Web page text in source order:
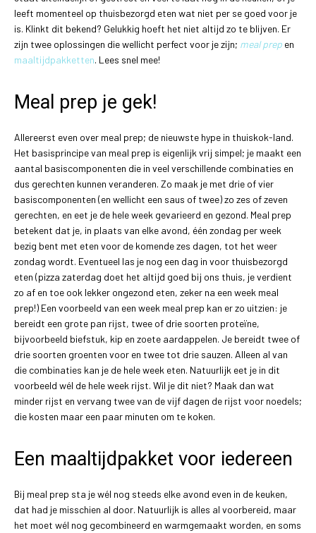
leeft momenteel op thuisbezorgd eten wat niet per se goed voor je
is. Klinkt dit bekend? Gelukkig hoeft het niet altijd zo te blijven. Er
zijn twee oplossingen die wellicht perfect voor je zijn; meal prep en
maaltijdpakketten. Lees snel mee!
Meal prep je gek!
Allereerst even over meal prep; de nieuwste hype in thuiskok-land.
Het basisprincipe van meal prep is eigenlijk vrij simpel; je maakt een
aantal basiscomponenten die in veel verschillende combinaties en
dus gerechten kunnen veranderen. Zo maak je met drie of vier
basiscomponenten (en wellicht een saus of twee) zo zes of zeven
gerechten, en eet je de hele week gevarieerd en gezond. Meal prep
betekent dat je, in plaats van elke avond, één zondag per week
bezig bent met eten voor de komende zes dagen, tot het weer
zondag wordt. Eventueel las je nog een dag in voor thuisbezorgd
eten (pizza zaterdag doet het altijd goed bij ons thuis, je verdient
zo af en toe ook lekker ongezond eten, zeker na een week meal
prep!) Een voorbeeld van een week meal prep kan er zo uitzien: je
bereidt een grote pan rijst, twee of drie soorten proteïne,
bijvoorbeeld biefstuk, kip en zoete aardappelen. Je bereidt twee of
drie soorten groenten voor en twee tot drie sauzen. Alleen al van
die combinaties kan je de hele week eten. Natuurlijk eet je in dit
voorbeeld wél de hele week rijst. Wil je dit niet? Maak dan wat
minder rijst en vervang twee van de vijf dagen de rijst voor noedels;
die kosten maar een paar minuten om te koken.
Een maaltijdpakket voor iedereen
Bij meal prep sta je wél nog steeds elke avond even in de keuken,
dat had je misschien al door. Natuurlijk is alles al voorbereid, maar
het moet wél nog gecombineerd en warmgemaakt worden, en soms